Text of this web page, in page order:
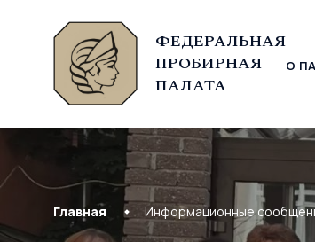
ФЕДЕРАЛЬНАЯ
ПРОБИРНАЯ
ПАЛАТА
О
© Федеральная пробирная палата, 2026
Главная Информационные